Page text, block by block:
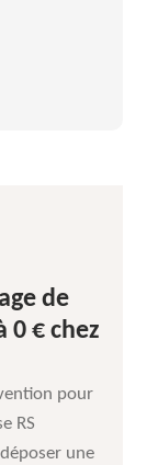
de
0 € chez
pour
RS
une